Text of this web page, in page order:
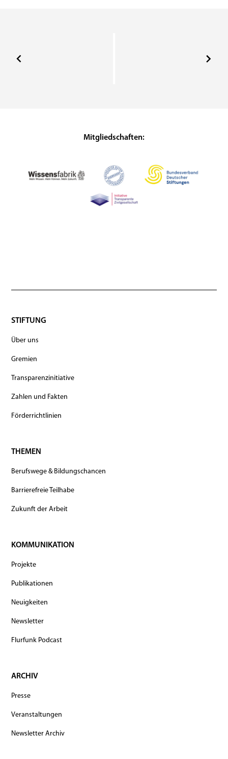
Mitgliedschaften:
STIFTUNG
Über uns
Gremien
Transparenzinitiative
Zahlen und Fakten
Förderrichtlinien
THEMEN
Berufswege & Bildungschancen
Barrierefreie Teilhabe
Zukunft der Arbeit
KOMMUNIKATION
Projekte
Publikationen
Neuigkeiten
Newsletter
Flurfunk Podcast
ARCHIV
Presse
Veranstaltungen
Newsletter Archiv